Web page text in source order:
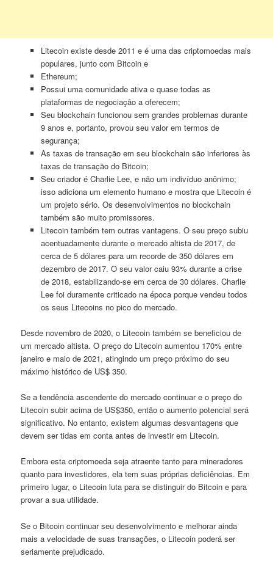
Litecoin existe desde 2011 e é uma das criptomoedas mais
populares, junto com Bitcoin e
Ethereum;
Possui uma comunidade ativa e quase todas as
plataformas de negociação a oferecem;
Seu blockchain funcionou sem grandes problemas durante
9 anos e, portanto, provou seu valor em termos de
segurança;
As taxas de transação em seu blockchain são inferiores às
taxas de transação do Bitcoin;
Seu criador é Charlie Lee, e não um indivíduo anônimo;
isso adiciona um elemento humano e mostra que Litecoin é
um projeto sério. Os desenvolvimentos no blockchain
também são muito promissores.
Litecoin também tem outras vantagens. O seu preço subiu
acentuadamente durante o mercado altista de 2017, de
cerca de 5 dólares para um recorde de 350 dólares em
dezembro de 2017. O seu valor caiu 93% durante a crise
de 2018, estabilizando-se em cerca de 30 dólares. Charlie
Lee foi duramente criticado na época porque vendeu todos
os seus Litecoins no pico do mercado.
Desde novembro de 2020, o Litecoin também se beneficiou de
um mercado altista. O preço do Litecoin aumentou 170% entre
janeiro e maio de 2021, atingindo um preço próximo do seu
máximo histórico de US$ 350.
Se a tendência ascendente do mercado continuar e o preço do
Litecoin subir acima de US$350, então o aumento potencial será
significativo. No entanto, existem algumas desvantagens que
devem ser tidas em conta antes de investir em Litecoin.
Embora esta criptomoeda seja atraente tanto para mineradores
quanto para investidores, ela tem suas próprias deficiências. Em
primeiro lugar, o Litecoin luta para se distinguir do Bitcoin e para
provar a sua utilidade.
Se o Bitcoin continuar seu desenvolvimento e melhorar ainda
mais a velocidade de suas transações, o Litecoin poderá ser
seriamente prejudicado.